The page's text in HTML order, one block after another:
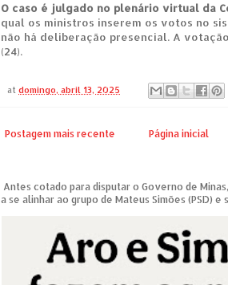
O caso é julgado no plenário virtual da
qual os ministros inserem os votos no
não há deliberação presencial. A
(24).
atdomingo, abril 13, 2025
Postagem mais recente Página inicial
Antes cotado para disputar o Governo de
a se alinhar ao grupo de Mateus Simões (PSD) e